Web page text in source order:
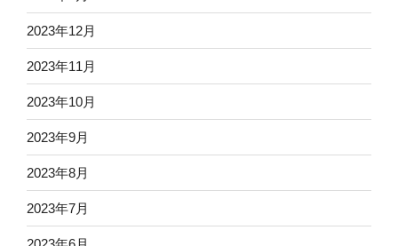
2023年12月
2023年11月
2023年10月
2023年9月
2023年8月
2023年7月